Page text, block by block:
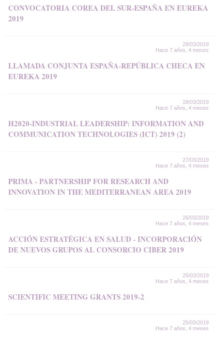
CONVOCATORIA COREA DEL SUR-ESPAÑA EN EUREKA
2019
28/03/2019
Hace 7 años, 4 meses
LLAMADA CONJUNTA ESPAÑA-REPÚBLICA CHECA EN
EUREKA 2019
28/03/2019
Hace 7 años, 4 meses
H2020-INDUSTRIAL LEADERSHIP: INFORMATION AND
COMMUNICATION TECHNOLOGIES (ICT) 2019 (2)
27/03/2019
Hace 7 años, 4 meses
PRIMA - PARTNERSHIP FOR RESEARCH AND
INNOVATION IN THE MEDITERRANEAN AREA 2019
26/03/2019
Hace 7 años, 4 meses
ACCIÓN ESTRATÉGICA EN SALUD - INCORPORACIÓN
DE NUEVOS GRUPOS AL CONSORCIO CIBER 2019
25/03/2019
Hace 7 años, 4 meses
SCIENTIFIC MEETING GRANTS 2019-2
25/03/2019
Hace 7 años, 4 meses